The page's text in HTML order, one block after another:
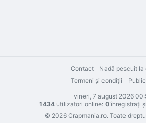
Contact
Nadă pescuit la
Termeni şi condiţii
vineri, 7 august 2026
1434utilizatori online: 0înregistraţi şi
© 2026 Crapmania.ro. Toate